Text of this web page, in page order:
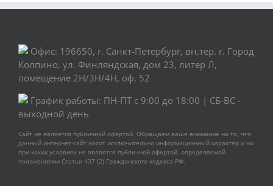
Офис: 196650, г. Санкт-Петербург, вн.тер. г. Город
Колпино, ул. Финляндская, дом 23, литер Л,
помещение 2Н/3Н/4Н, оф. 52
График работы: ПН-ПТ с 9:00 до 18:00 | СБ-ВС -
выходной день
Сайт не является публичной офертой. Обращаем ваше внимание на то, что
данный интернет-сайт носит исключительно информационный характер и ни
при каких условиях не является публичной офертой, определяемой
положениями Статьи 437 (2) Гражданского кодекса РФ.